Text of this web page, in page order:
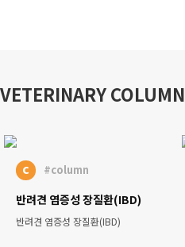
VETERINARY COLUMN
c #column
반려견 염증성 장질환(IBD)
반려견 염증성 장질환(IBD)